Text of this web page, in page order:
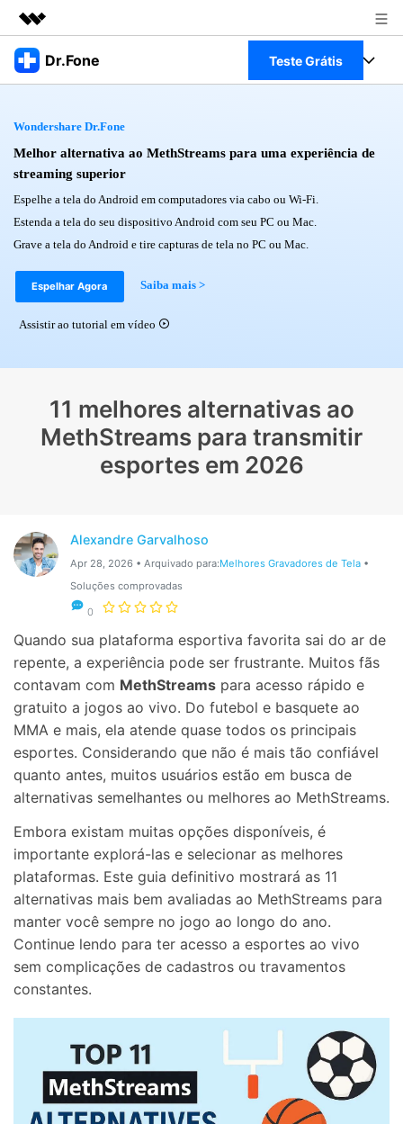
Produtos em destaque
Sobre nós
Sala de imprensa
Loja
Dr.Fone Teste Grátis
Veja Toolkit Completo >
Productos
Para PC
Para Celular
Online
Guia & Suporte
Ações rápidas
Dicas
Centro de Ajuda
Transferir Dados
Proteção do celular
Encontre Mais Soluções
Entrar
Wondershare Dr.Fone
Melhor alternativa ao MethStreams para uma experiência de
streaming superior
Espelhe a tela do Android em computadores via cabo ou Wi-Fi.
Estenda a tela do seu dispositivo Android com seu PC ou Mac.
Grave a tela do Android e tire capturas de tela no PC ou Mac.
Espelhar Agora Saiba mais >
Assistir ao tutorial em vídeo
11 melhores alternativas ao
MethStreams para transmitir
esportes em 2026
Alexandre Garvalhoso
Apr 28, 2026 • Arquivado para:Melhores Gravadores de Tela•
Soluções comprovadas
0
Quando sua plataforma esportiva favorita sai do ar de
repente, a experiência pode ser frustrante. Muitos fãs
contavam com MethStreams para acesso rápido e
gratuito a jogos ao vivo. Do futebol e basquete ao
MMA e mais, ela atende quase todos os principais
esportes. Considerando que não é mais tão confiável
quanto antes, muitos usuários estão em busca de
alternativas semelhantes ou melhores ao MethStreams.
Embora existam muitas opções disponíveis, é
importante explorá-las e selecionar as melhores
plataformas. Este guia definitivo mostrará as 11
alternativas mais bem avaliadas ao MethStreams para
manter você sempre no jogo ao longo do ano.
Continue lendo para ter acesso a esportes ao vivo
sem complicações de cadastros ou travamentos
constantes.